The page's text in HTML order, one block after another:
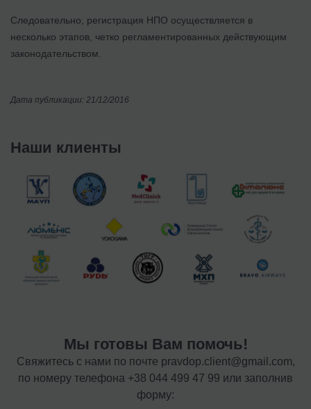
Следовательно, регистрация НПО осуществляется в
несколько этапов, четко регламентированных действующим
законодательством.
Дата публикации: 21/12/2016
Наши клиенты
Мы готовы Вам помочь!
Свяжитесь с нами по почте pravdop.client@gmail.com,
по номеру телефона +38 044 499 47 99 или заполнив
форму: